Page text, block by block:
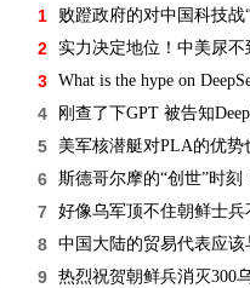
1 败蹬政府的对中国科技战
2 实力决定地位！中美尿不
3 What is the hype on
4 刚查了下GPT 被告知
5 美军核潜艇对PLA的优势
6 斯德哥尔摩的“创世”时刻
7 好像乌军顶不住朝鲜士兵
8 中国大陆的贸易代表应该
9 热烈祝贺朝鲜兵消灭300